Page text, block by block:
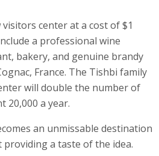
center at a cost of $1
a professional wine
bakery, and genuine brandy
France. The Tishbi family
will double the number of
20,000 a year.
an unmissable destination
a taste of the idea.